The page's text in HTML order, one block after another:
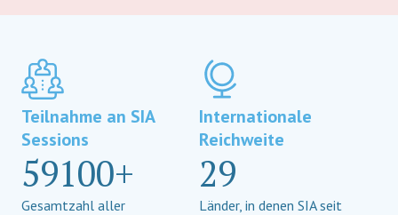
Teilnahme an SIA
Sessions
59100+
Gesamtzahl aller
Internationale
Reichweite
29
Länder, in denen SIA seit